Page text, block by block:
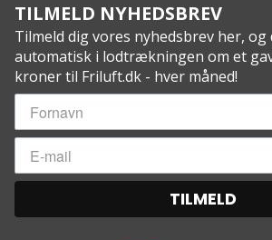
TILMELD NYHEDSBREV
Tilmeld dig vores nyhedsbrev her,
automatisk i lodtrækningen om et
kroner til Friluft.dk - hver måned!
TILMELD